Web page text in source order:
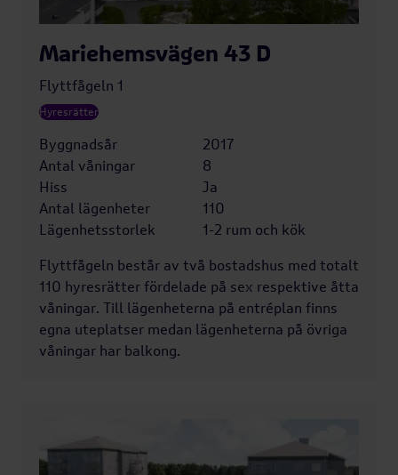
Mariehemsvägen 43 D
Flyttfågeln 1
Hyresrätter
Byggnadsår
2017
Antal våningar
8
Hiss
Ja
Antal lägenheter
110
Lägenhetsstorlek
1-2 rum och kök
Flyttfågeln består av två bostadshus med totalt
110 hyresrätter fördelade på sex respektive åtta
våningar. Till lägenheterna på entréplan finns
egna uteplatser medan lägenheterna på övriga
våningar har balkong.